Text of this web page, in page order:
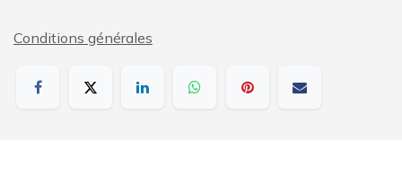
Conditions générales